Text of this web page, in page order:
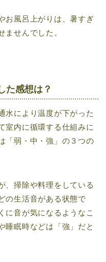
お風呂上がりは、暑すぎ
ませんでした。
た感想は？
水により温度が下がった
室内に循環する仕組みに
「弱・中・強」の３つの
、掃除や料理をしている
の生活音がある状態で
に音が気になるようなこ
睡眠時などは「強」だと